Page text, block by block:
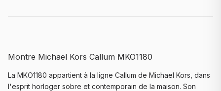
Montre Michael Kors Callum MKO1180
La MKO1180 appartient à la ligne Callum de Michael Kors, dans
l'esprit horloger sobre et contemporain de la maison. Son